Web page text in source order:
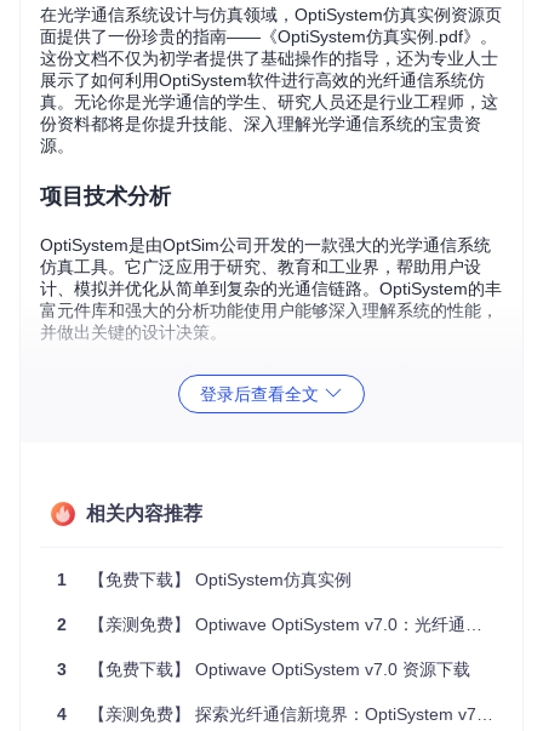
在光学通信系统设计与仿真领域，OptiSystem仿真实例资源页
面提供了一份珍贵的指南——《OptiSystem仿真实例.pdf》。
这份文档不仅为初学者提供了基础操作的指导，还为专业人士
展示了如何利用OptiSystem软件进行高效的光纤通信系统仿
真。无论你是光学通信的学生、研究人员还是行业工程师，这
份资料都将是你提升技能、深入理解光学通信系统的宝贵资
源。
项目技术分析
OptiSystem是由OptSim公司开发的一款强大的光学通信系统
仿真工具。它广泛应用于研究、教育和工业界，帮助用户设
计、模拟并优化从简单到复杂的光通信链路。OptiSystem的丰
富元件库和强大的分析功能使用户能够深入理解系统的性能，
并做出关键的设计决策。
《OptiSystem仿真实例.pdf》详细介绍了如何使用OptiSystem
软件进行仿真，涵盖了基础操作、典型应用场景、仿真技巧以
及案例分析等多个方面。通过这份文档，用户可以学习到如何
项目及技术应用场景
OptiSystem仿真实例资源适用于多种应用场景：
教育领域：为光学通信课程提供实践指导，帮助学生理解
研究领域：为研究人员提供仿真工具，支持他们在光纤通
工业界：为工程师提供设计与优化光通信链路的工具，帮
登录后查看全文
相关内容推荐
1 【免费下载】 OptiSystem仿真实例
2 【亲测免费】 Optiwave OptiSystem v7.0：光纤通信仿真的利器
3 【免费下载】 Optiwave OptiSystem v7.0 资源下载
4 【亲测免费】 探索光纤通信新境界：OptiSystem v7.0 开源宝藏